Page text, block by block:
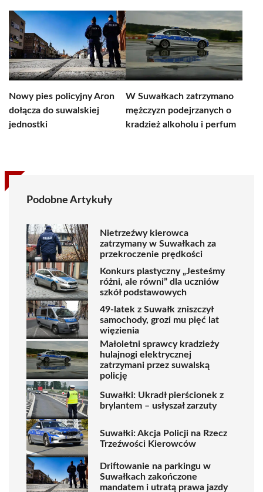
Nowy pies policyjny Aron
dołącza do suwalskiej
jednostki
W Suwałkach zatrzymano
mężczyzn podejrzanych o
kradzież alkoholu i perfum
Podobne Artykuły
Nietrzeźwy kierowca
zatrzymany w Suwałkach za
przekroczenie prędkości
Konkurs plastyczny „Jesteśmy
różni, ale równi” dla uczniów
szkół podstawowych
49-latek z Suwałk zniszczył
samochody, grozi mu pięć lat
więzienia
Małoletni sprawcy kradzieży
hulajnogi elektrycznej
zatrzymani przez suwalską
policję
Suwałki: Ukradł pierścionek z
brylantem – usłyszał zarzuty
Suwałki: Akcja Policji na Rzecz
Trzeźwości Kierowców
Driftowanie na parkingu w
Suwałkach zakończone
mandatem i utratą prawa jazdy